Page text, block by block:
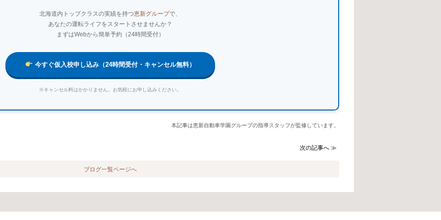
北海道内トップクラスの実績を持つ恵新グループで、
あなたの運転ライフをスタートさせませんか？
まずはWebから簡単予約（24時間受付）
今すぐ仮入校申し込み（24時間受付・キャンセル無料）
※キャンセル料はかかりません。お気軽にお申し込みください。
本記事は恵新自動車学園グループの指導スタッフが監修しています。
次の記事へ ≫
ブログ一覧ページへ